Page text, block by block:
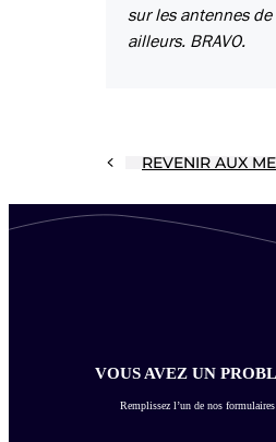
sur les antennes
ailleurs. BRAVO.
REVENIR AUX
VOUS AVEZ UN
Remplissez l’un de nos